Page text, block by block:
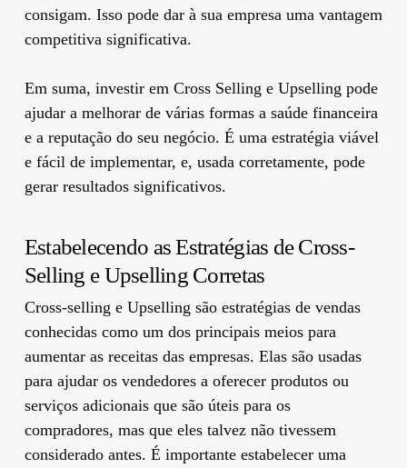
consigam. Isso pode dar à sua empresa uma vantagem
competitiva significativa.
Em suma, investir em Cross Selling e Upselling pode
ajudar a melhorar de várias formas a saúde financeira
e a reputação do seu negócio. É uma estratégia viável
e fácil de implementar, e, usada corretamente, pode
gerar resultados significativos.
Estabelecendo as Estratégias de Cross-
Selling e Upselling Corretas
Cross-selling e Upselling são estratégias de vendas
conhecidas como um dos principais meios para
aumentar as receitas das empresas. Elas são usadas
para ajudar os vendedores a oferecer produtos ou
serviços adicionais que são úteis para os
compradores, mas que eles talvez não tivessem
considerado antes. É importante estabelecer uma